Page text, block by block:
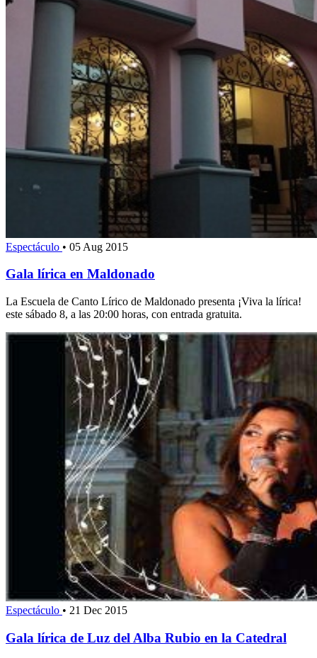
Espectáculo • 05 Aug 2015
Gala lírica en Maldonado
La Escuela de Canto Lírico de Maldonado presenta ¡Viva la lírica!
este sábado 8, a las 20:00 horas, con entrada gratuita.
Espectáculo • 21 Dec 2015
Gala lírica de Luz del Alba Rubio en la Catedral